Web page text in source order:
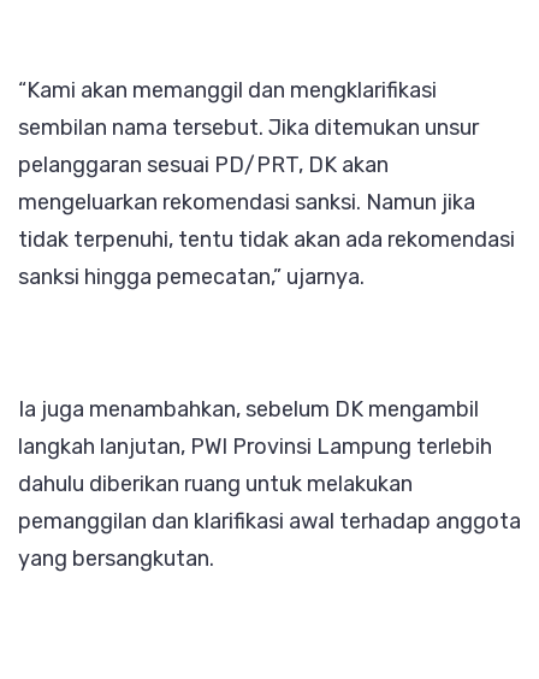
“Kami akan memanggil dan mengklarifikasi
sembilan nama tersebut. Jika ditemukan unsur
pelanggaran sesuai PD/PRT, DK akan
mengeluarkan rekomendasi sanksi. Namun jika
tidak terpenuhi, tentu tidak akan ada rekomendasi
sanksi hingga pemecatan,” ujarnya.
Ia juga menambahkan, sebelum DK mengambil
langkah lanjutan, PWI Provinsi Lampung terlebih
dahulu diberikan ruang untuk melakukan
pemanggilan dan klarifikasi awal terhadap anggota
yang bersangkutan.